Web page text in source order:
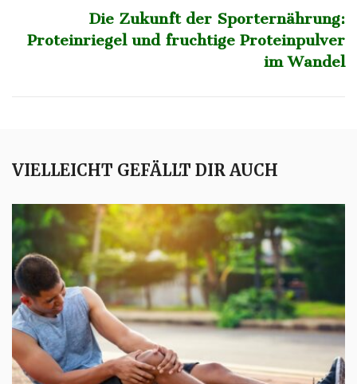
Die Zukunft der Sporternährung:
Proteinriegel und fruchtige Proteinpulver
im Wandel
VIELLEICHT GEFÄLLT DIR AUCH